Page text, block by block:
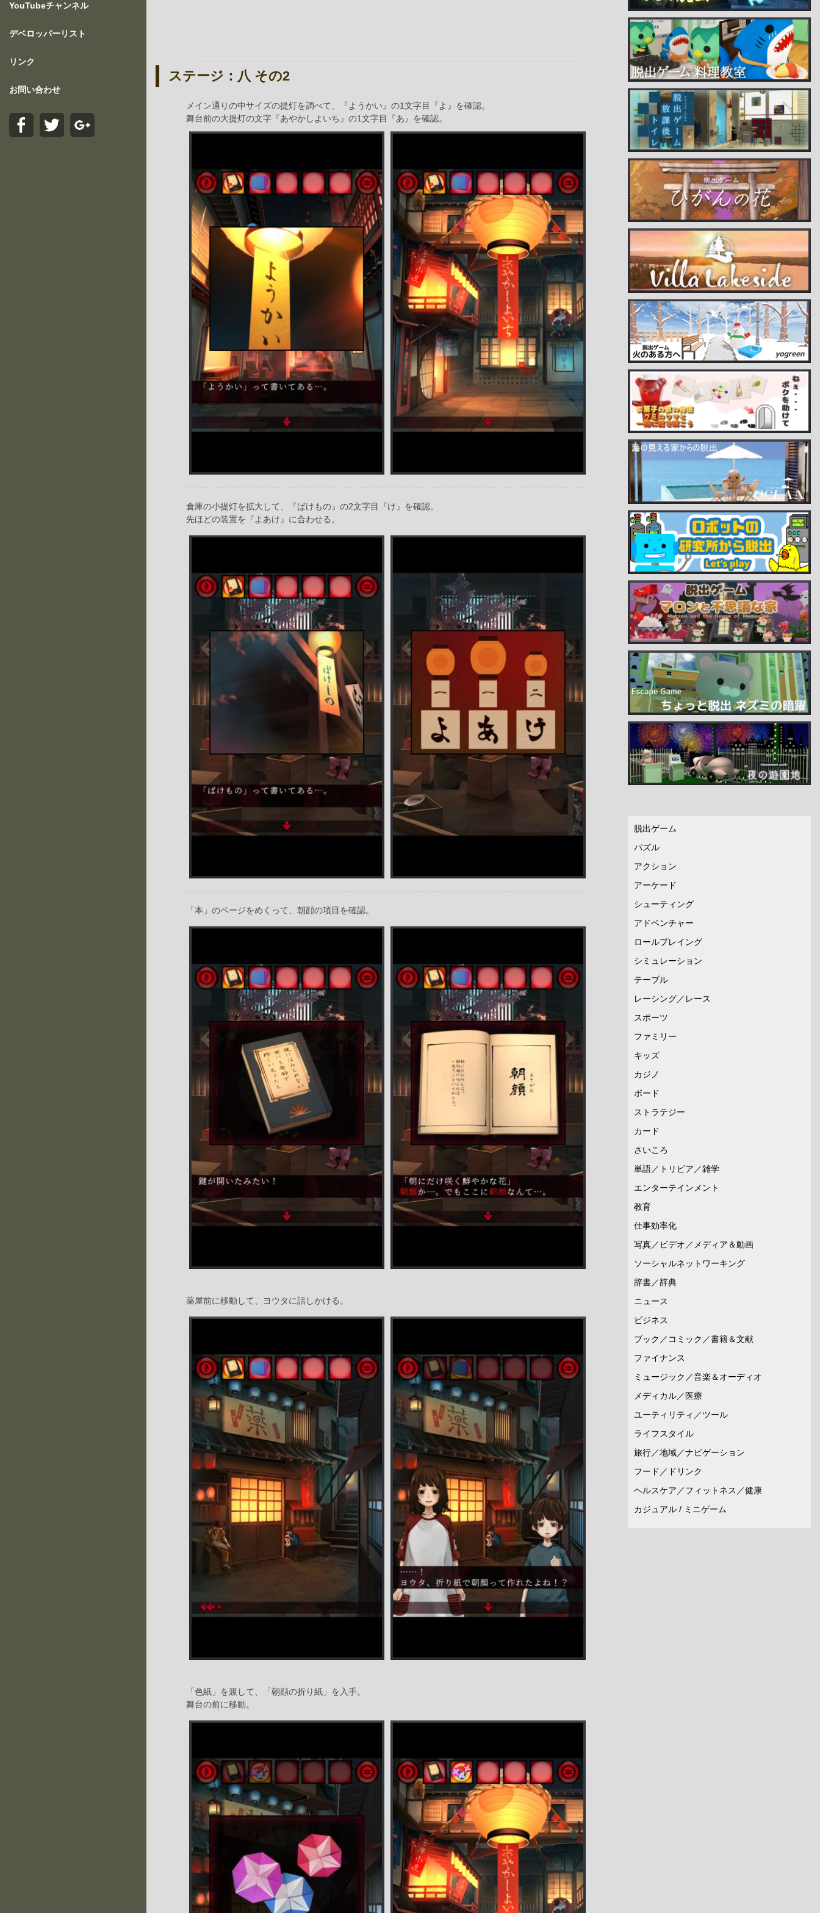
YouTubeチャンネル
デベロッパーリスト
リンク
お問い合わせ
ステージ：八 その2
メイン通りの中サイズの提灯を調べて、『ようかい』の1文字目『よ』を確認。
舞台前の大提灯の文字『あやかしよいち』の1文字目『あ』を確認。
倉庫の小提灯を拡大して、『ばけもの』の2文字目『け』を確認。
先ほどの装置を『よあけ』に合わせる。
「本」のページをめくって、朝顔の項目を確認。
薬屋前に移動して、ヨウタに話しかける。
「色紙」を渡して、「朝顔の折り紙」を入手。
舞台の前に移動。
脱出ゲーム
パズル
アクション
アーケード
シューティング
アドベンチャー
ロールプレイング
シミュレーション
テーブル
レーシング／レース
スポーツ
ファミリー
キッズ
カジノ
ボード
ストラテジー
カード
さいころ
単語／トリビア／雑学
エンターテインメント
教育
仕事効率化
写真／ビデオ／メディア＆動画
ソーシャルネットワーキング
辞書／辞典
ニュース
ビジネス
ブック／コミック／書籍＆文献
ファイナンス
ミュージック／音楽＆オーディオ
メディカル／医療
ユーティリティ／ツール
ライフスタイル
旅行／地域／ナビゲーション
フード／ドリンク
ヘルスケア／フィットネス／健康
カジュアル / ミニゲーム